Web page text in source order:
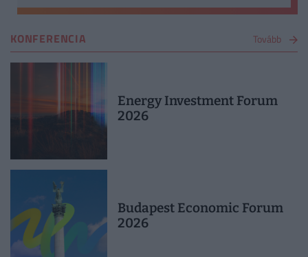
KONFERENCIA Tovább
Energy Investment Forum
2026
Budapest Economic Forum
2026